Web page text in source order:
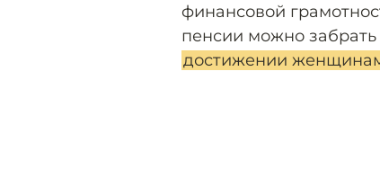
финансовой
пенсии можно забрать
достижении